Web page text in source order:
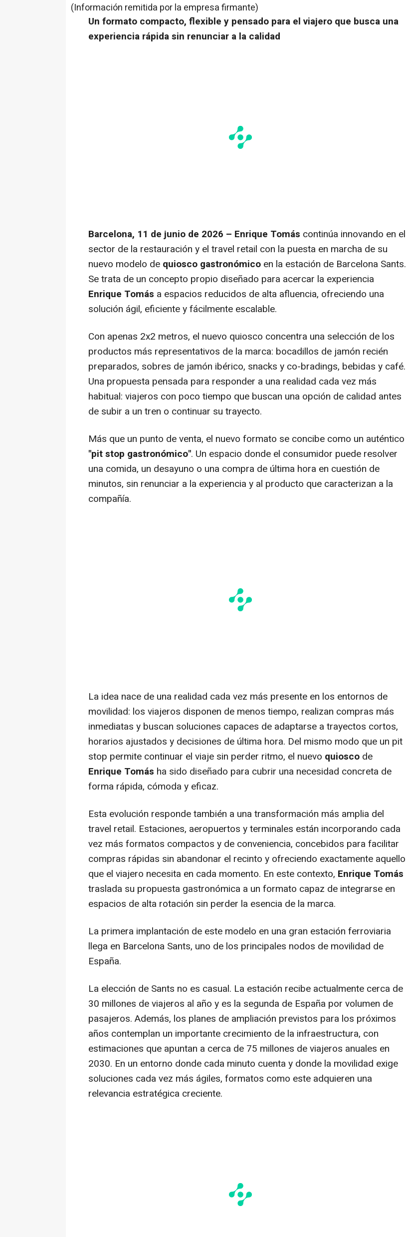
(Información remitida por la empresa firmante)
Un formato compacto, flexible y pensado para el viajero que busca una
experiencia rápida sin renunciar a la calidad
Barcelona, 11 de junio de 2026 – Enrique Tomás continúa innovando en el
sector de la restauración y el travel retail con la puesta en marcha de su
nuevo modelo de quiosco gastronómico en la estación de Barcelona Sants.
Se trata de un concepto propio diseñado para acercar la experiencia
Enrique Tomás a espacios reducidos de alta afluencia, ofreciendo una
solución ágil, eficiente y fácilmente escalable.
Con apenas 2x2 metros, el nuevo quiosco concentra una selección de los
productos más representativos de la marca: bocadillos de jamón recién
preparados, sobres de jamón ibérico, snacks y co-bradings, bebidas y café.
Una propuesta pensada para responder a una realidad cada vez más
habitual: viajeros con poco tiempo que buscan una opción de calidad antes
de subir a un tren o continuar su trayecto.
Más que un punto de venta, el nuevo formato se concibe como un auténtico
"pit stop gastronómico". Un espacio donde el consumidor puede resolver
una comida, un desayuno o una compra de última hora en cuestión de
minutos, sin renunciar a la experiencia y al producto que caracterizan a la
compañía.
La idea nace de una realidad cada vez más presente en los entornos de
movilidad: los viajeros disponen de menos tiempo, realizan compras más
inmediatas y buscan soluciones capaces de adaptarse a trayectos cortos,
horarios ajustados y decisiones de última hora. Del mismo modo que un pit
stop permite continuar el viaje sin perder ritmo, el nuevo quiosco de
Enrique Tomás ha sido diseñado para cubrir una necesidad concreta de
forma rápida, cómoda y eficaz.
Esta evolución responde también a una transformación más amplia del
travel retail. Estaciones, aeropuertos y terminales están incorporando cada
vez más formatos compactos y de conveniencia, concebidos para facilitar
compras rápidas sin abandonar el recinto y ofreciendo exactamente aquello
que el viajero necesita en cada momento. En este contexto, Enrique Tomás
traslada su propuesta gastronómica a un formato capaz de integrarse en
espacios de alta rotación sin perder la esencia de la marca.
La primera implantación de este modelo en una gran estación ferroviaria
llega en Barcelona Sants, uno de los principales nodos de movilidad de
España.
La elección de Sants no es casual. La estación recibe actualmente cerca de
30 millones de viajeros al año y es la segunda de España por volumen de
pasajeros. Además, los planes de ampliación previstos para los próximos
años contemplan un importante crecimiento de la infraestructura, con
estimaciones que apuntan a cerca de 75 millones de viajeros anuales en
2030. En un entorno donde cada minuto cuenta y donde la movilidad exige
soluciones cada vez más ágiles, formatos como este adquieren una
relevancia estratégica creciente.